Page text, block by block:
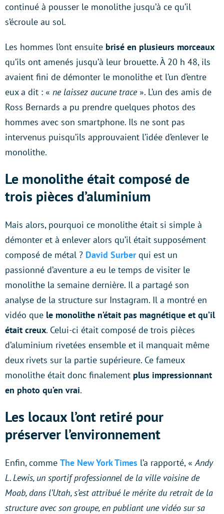
continué à pousser le monolithe jusqu’à ce qu’il
s’écroule au sol.
Les hommes l’ont ensuite brisé en plusieurs morceaux
qu’ils ont amenés jusqu’à leur brouette. À 20 h 48, ils
avaient fini de démonter le monolithe et l’un d’entre
eux a dit : « ne laissez aucune trace». L’un des amis de
Ross Bernards a pu prendre quelques photos des
hommes avec son smartphone. Ils ne sont pas
intervenus puisqu’ils approuvaient l’idée d’enlever le
monolithe.
Le monolithe était composé de
trois pièces d’aluminium
Mais alors, pourquoi ce monolithe était si simple à
démonter et à enlever alors qu’il était supposément
composé de métal ? David Surberqui est un
passionné d’aventure a eu le temps de visiter le
monolithe la semaine dernière. Il a partagé son
analyse de la structure sur Instagram. Il a montré en
vidéo que le monolithe n’était pas magnétique et qu’il
était creux. Celui-ci était composé de trois pièces
d’aluminium rivetées ensemble et il manquait même
deux rivets sur la partie supérieure. Ce fameux
monolithe était donc finalement plus impressionnant
en photo qu’en vrai.
Les locaux l’ont retiré pour
préserver l’environnement
Enfin, comme The New York Times l’a rapporté, «Andy
L. Lewis, un sportif professionnel de la ville voisine de
Moab, dans l’Utah, s’est attribué le mérite du retrait de la
structure avec son groupe, en publiant une vidéo sur sa